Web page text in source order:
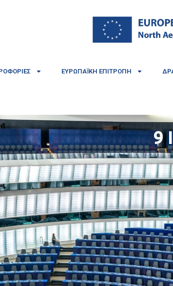
ΕΥΡΩΠΑΪΚΉ ΕΠΙΤΡΟΠΉ
9